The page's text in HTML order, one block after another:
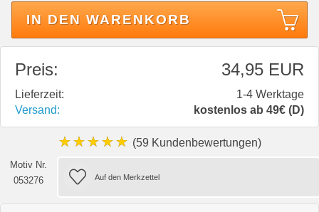
IN DEN WARENKORB
Preis: 34,95 EUR
Lieferzeit:
1-4 Werktage
Versand:
kostenlos ab 49€ (D)
★★★★★ (59 Kundenbewertungen)
Motiv Nr.
053276